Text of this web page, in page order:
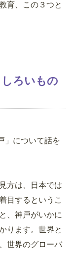
育、この３つと
ろいもの
」について話を
方は、日本では
目するというこ
、神戸がいかに
ります。世界と
世界のグローバ